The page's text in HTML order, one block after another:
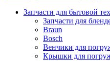
Запчасти для бытовой
Запчасти для
Braun
Bosch
Венчики для
Крышки для